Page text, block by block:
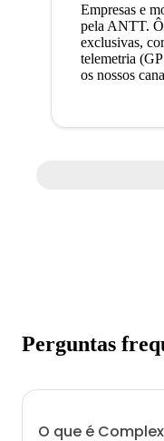
Empresas e
pela ANTT.
exclusivas,
telemetria
os nossos
Perguntas
O que é